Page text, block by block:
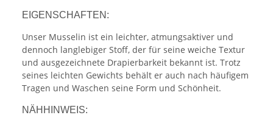
EIGENSCHAFTEN:
Unser Musselin ist ein leichter, atmungsaktiver und
dennoch langlebiger Stoff, der für seine weiche Textur
und ausgezeichnete Drapierbarkeit bekannt ist. Trotz
seines leichten Gewichts behält er auch nach häufigem
Tragen und Waschen seine Form und Schönheit.
NÄHHINWEIS: